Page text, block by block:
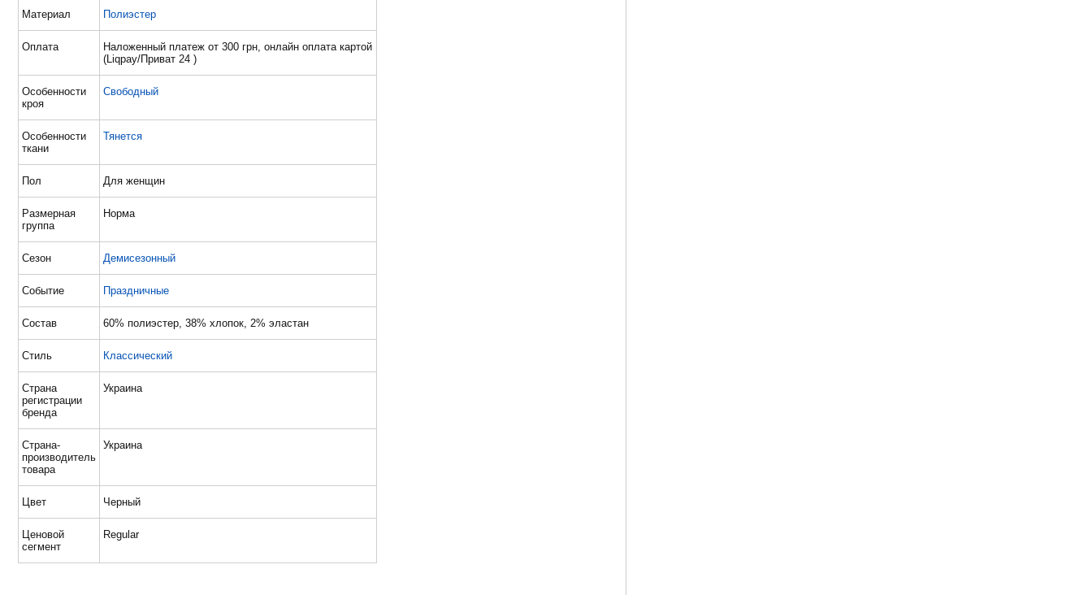
Материал Полиэстер
Оплата
Наложенный платеж от 300 грн, онлайн оплата картой
(Liqpay/Приват 24 )
Особенности
кроя
Свободный
Особенности
ткани
Тянется
Пол Для женщин
Размерная
группа
Норма
Сезон Демисезонный
Событие Праздничные
Состав 60% полиэстер, 38% хлопок, 2% эластан
Стиль Классический
Страна
регистрации
бренда
Украина
Страна-
производитель
товара
Украина
Цвет Черный
Ценовой
сегмент
Regular